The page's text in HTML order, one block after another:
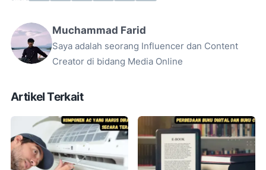
Muchammad Farid
Saya adalah seorang Influencer dan Content
Creator di bidang Media Online
Artikel Terkait